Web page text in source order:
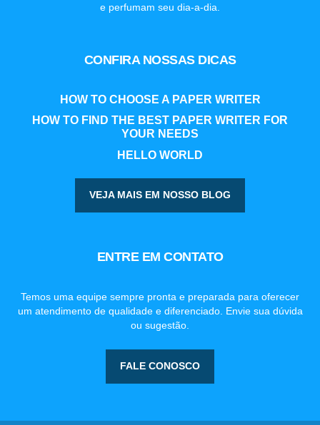
e perfumam seu dia-a-dia.
CONFIRA NOSSAS DICAS
HOW TO CHOOSE A PAPER WRITER
HOW TO FIND THE BEST PAPER WRITER FOR
YOUR NEEDS
HELLO WORLD
VEJA MAIS EM NOSSO BLOG
ENTRE EM CONTATO
Temos uma equipe sempre pronta e preparada para oferecer
um atendimento de qualidade e diferenciado. Envie sua dúvida
ou sugestão.
FALE CONOSCO